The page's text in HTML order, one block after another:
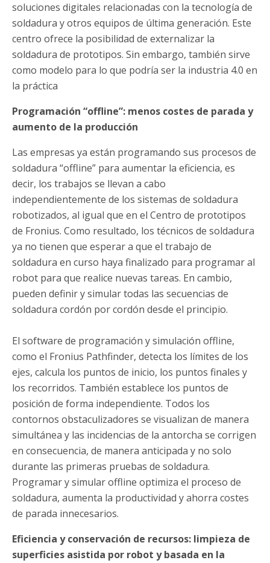
soluciones digitales relacionadas con la tecnología de
soldadura y otros equipos de última generación. Este
centro ofrece la posibilidad de externalizar la
soldadura de prototipos. Sin embargo, también sirve
como modelo para lo que podría ser la industria 4.0 en
la práctica
Programación “offline”: menos costes de parada y
aumento de la producción
Las empresas ya están programando sus procesos de
soldadura “offline” para aumentar la eficiencia, es
decir, los trabajos se llevan a cabo
independientemente de los sistemas de soldadura
robotizados, al igual que en el Centro de prototipos
de Fronius. Como resultado, los técnicos de soldadura
ya no tienen que esperar a que el trabajo de
soldadura en curso haya finalizado para programar al
robot para que realice nuevas tareas. En cambio,
pueden definir y simular todas las secuencias de
soldadura cordón por cordón desde el principio.
El software de programación y simulación offline,
como el Fronius Pathfinder, detecta los límites de los
ejes, calcula los puntos de inicio, los puntos finales y
los recorridos. También establece los puntos de
posición de forma independiente. Todos los
contornos obstaculizadores se visualizan de manera
simultánea y las incidencias de la antorcha se corrigen
en consecuencia, de manera anticipada y no solo
durante las primeras pruebas de soldadura.
Programar y simular offline optimiza el proceso de
soldadura, aumenta la productividad y ahorra costes
de parada innecesarios.
Eficiencia y conservación de recursos: limpieza de
superficies asistida por robot y basada en la